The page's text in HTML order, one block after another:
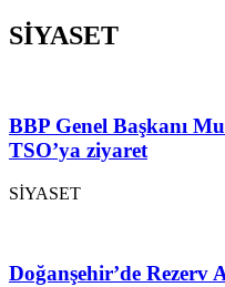
SİYASET
BBP Genel Başkanı
TSO’ya ziyaret
SİYASET
Doğanşehir’de